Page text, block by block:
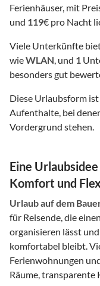
Ferienhäuser, mit
und 119€ pro Nacht
Viele Unterkünfte
wieWLAN, und 1
besonders gut
Diese Urlaubsform
Aufenthalte, bei
Vordergrund stehen.
Eine
Komfort und
Urlaub auf dem
für Reisende, die
organisieren lässt
komfortabel bleibt.
Ferienwohnungen
Räume, transparente